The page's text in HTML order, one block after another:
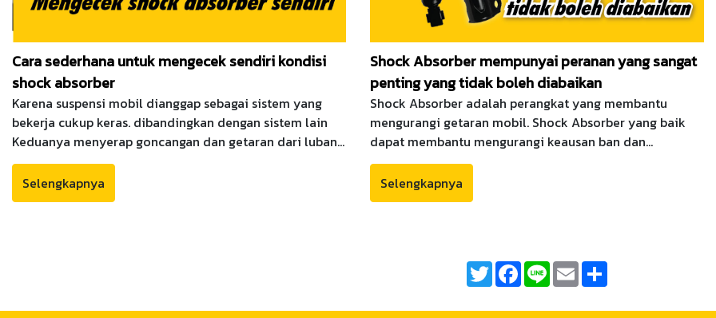
Cara sederhana untuk mengecek sendiri kondisi
shock absorber
Karena suspensi mobil dianggap sebagai sistem yang
bekerja cukup keras. dibandingkan dengan sistem lain
Keduanya menyerap goncangan dan getaran dari lubang
saat berjalan dan polisi tidur , membantu membuat
mengemudi lebih mulus dan membantu kita
mengendalikan mobil dengan nyaman .oleh karena itu,
Selengkapnya
Shock Absorber mempunyai peranan yang sangat
penting yang tidak boleh diabaikan
Shock Absorber adalah perangkat yang membantu
mengurangi getaran mobil. Shock Absorber yang baik
dapat membantu mengurangi keausan ban dan
peralatan ini juga membantu mobil berjalan dengan
baik. mengubah Shock Absorber karena itu penting
bahwa pengguna mobil tidak boleh mengabaikannya.
Selengkapnya
TwitterFacebook
Line Email